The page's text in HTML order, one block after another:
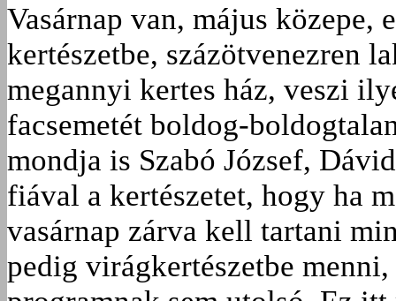
Vasárnap van, május közepe,
kertészetbe, százötvenezren
megannyi kertes ház, veszi
facsemetét boldog-
mondja is Szabó József,
fiával a kertészetet, hogy ha
vasárnap zárva kell tartani
pedig virágkertészetbe